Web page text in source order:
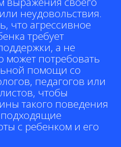
неудовольствия.
что агрессивное
требует
а не
может потребовать
помощи со
педагогов или
чтобы
такого поведения
подходящие
с ребенком и его